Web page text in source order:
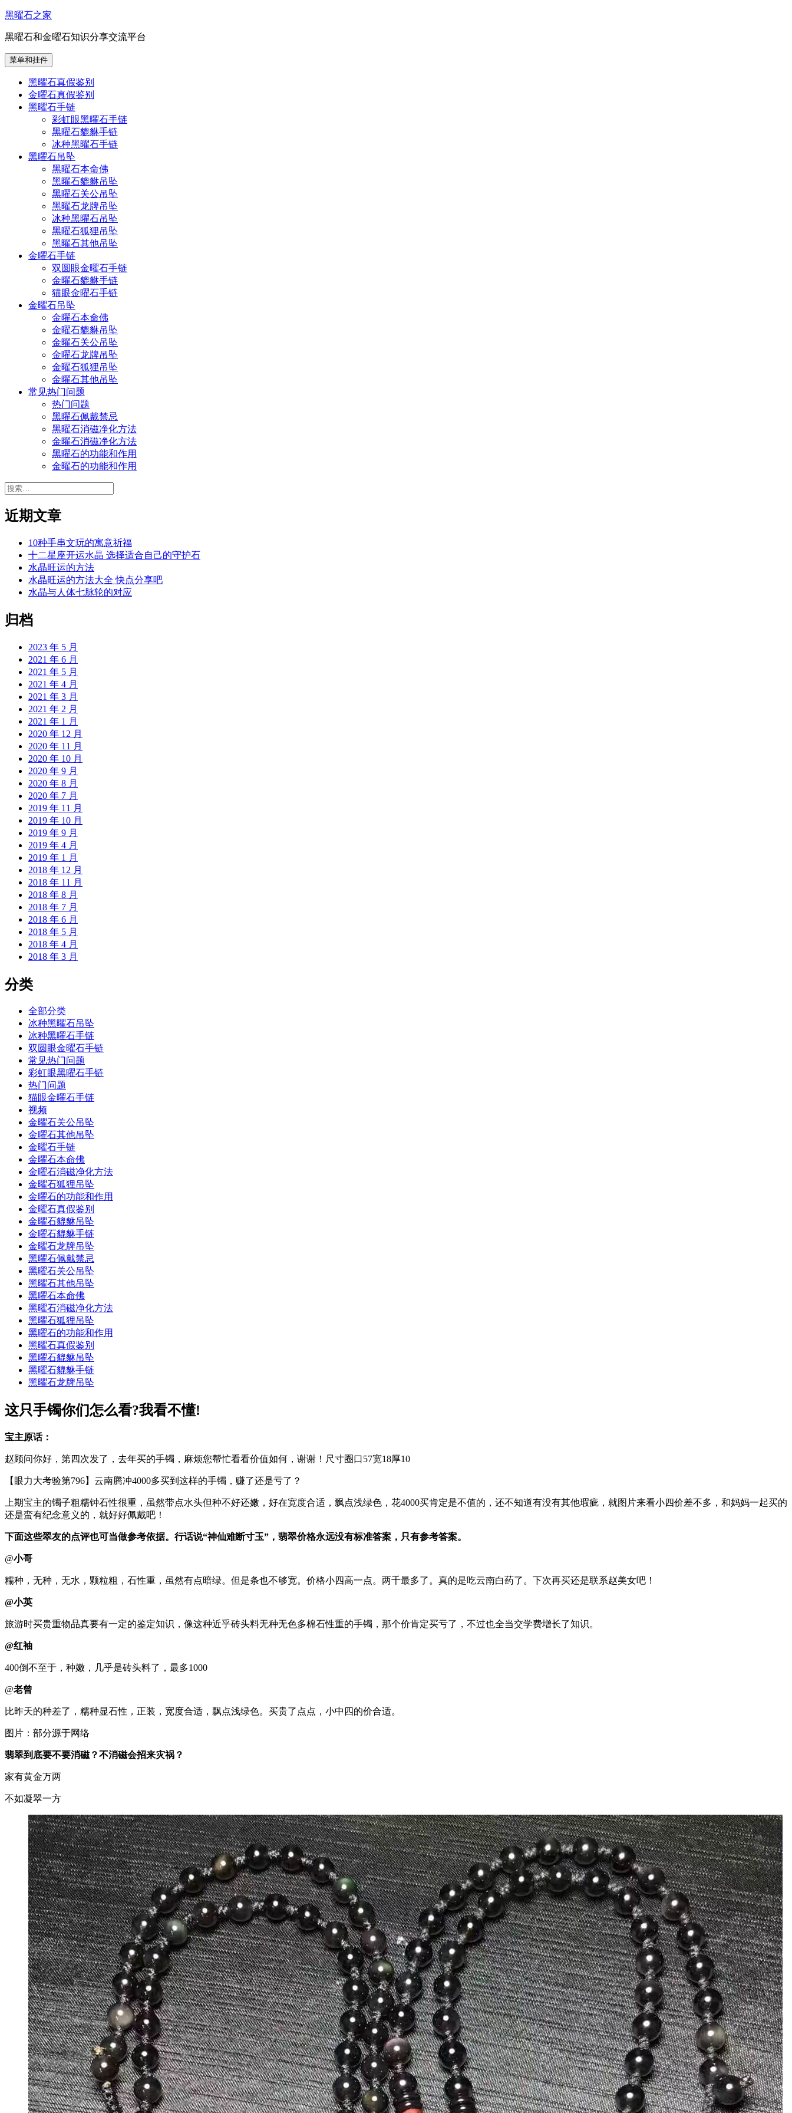
跳
内
容
黑曜石之家
黑曜石和金曜石知识分享交流平台
菜单和挂件
黑曜石真假鉴别
金曜石真假鉴别
黑曜石手链
彩虹眼黑曜石手链
黑曜石貔貅手链
冰种黑曜石手链
黑曜石吊坠
黑曜石本命佛
黑曜石貔貅吊坠
黑曜石关公吊坠
黑曜石龙牌吊坠
冰种黑曜石吊坠
黑曜石狐狸吊坠
黑曜石其他吊坠
金曜石手链
双圆眼金曜石手链
金曜石貔貅手链
猫眼金曜石手链
金曜石吊坠
金曜石本命佛
金曜石貔貅吊坠
金曜石关公吊坠
金曜石龙牌吊坠
金曜石狐狸吊坠
金曜石其他吊坠
常见热门问题
热门问题
黑曜石佩戴禁忌
黑曜石消磁净化方法
金曜石消磁净化方法
黑曜石的功能和作用
金曜石的功能和作用
搜
近期文章
10种手串文玩的寓意祈福
十二星座开运水晶 选择适合自己的守护石
水晶旺运的方法
水晶旺运的方法大全 快点分享吧
水晶与人体七脉轮的对应
归档
2023 年 5 月
2021 年 6 月
2021 年 5 月
2021 年 4 月
2021 年 3 月
2021 年 2 月
2021 年 1 月
2020 年 12 月
2020 年 11 月
2020 年 10 月
2020 年 9 月
2020 年 8 月
2020 年 7 月
2019 年 11 月
2019 年 10 月
2019 年 9 月
2019 年 4 月
2019 年 1 月
2018 年 12 月
2018 年 11 月
2018 年 8 月
2018 年 7 月
2018 年 6 月
2018 年 5 月
2018 年 4 月
2018 年 3 月
分类
全部分类
冰种黑曜石吊坠
冰种黑曜石手链
双圆眼金曜石手链
常见热门问题
彩虹眼黑曜石手链
热门问题
猫眼金曜石手链
视频
金曜石关公吊坠
金曜石其他吊坠
金曜石手链
金曜石本命佛
金曜石消磁净化方法
金曜石狐狸吊坠
金曜石的功能和作用
金曜石真假鉴别
金曜石貔貅吊坠
金曜石貔貅手链
金曜石龙牌吊坠
黑曜石佩戴禁忌
黑曜石关公吊坠
黑曜石其他吊坠
黑曜石本命佛
黑曜石消磁净化方法
黑曜石狐狸吊坠
黑曜石的功能和作用
黑曜石真假鉴别
黑曜石貔貅吊坠
黑曜石貔貅手链
黑曜石龙牌吊坠
这只手镯你们怎么看?我看不懂!
宝主原话：
赵顾问你好，第四次发了，去年买的手镯，麻烦您帮忙看看价值如何，谢谢！尺寸圈口57宽18厚10
【眼力大考验第796】云南腾冲4000多买到这样的手镯，赚了还是亏了？
上期宝主的镯子粗糯钟石性很重，虽然带点水头但种不好还嫩，好在宽度合适，飘点浅绿色，花4000买肯定是不值的，还不知道有没有其他瑕疵，就图片来看小四价差不多，和妈妈一起买的
还是蛮有纪念意义的，就好好佩戴吧！
下面这些翠友的点评也可当做参考依据。行话说“神仙难断寸玉”，翡翠价格永远没有标准答案，只有参考答案。
@小哥
糯种，无种，无水，颗粒粗，石性重，虽然有点暗绿。但是条也不够宽。价格小四高一点。两千最多了。真的是吃云南白药了。下次再买还是联系赵美女吧！
@小英
旅游时买贵重物品真要有一定的鉴定知识，像这种近乎砖头料无种无色多棉石性重的手镯，那个价肯定买亏了，不过也全当交学费增长了知识。
@红袖
400倒不至于，种嫩，几乎是砖头料了，最多1000
@老曾
比昨天的种差了，糯种显石性，正装，宽度合适，飘点浅绿色。买贵了点点，小中四的价合适。
图片：部分源于网络
翡翠到底要不要消磁？不消磁会招来灾祸？
家有黄金万两
不如凝翠一方